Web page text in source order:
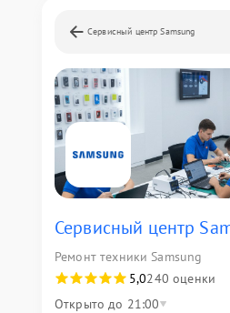
Сервисный центр Samsung
Сервисный центр
Ремонт техники Samsung
5,0240 оценки
Открыто до 21:00